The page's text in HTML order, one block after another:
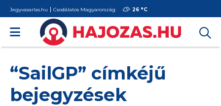
Jegyvasarlas.hu Csodálatos Magyarország 26 °C
“SailGP” címkéjű
bejegyzések